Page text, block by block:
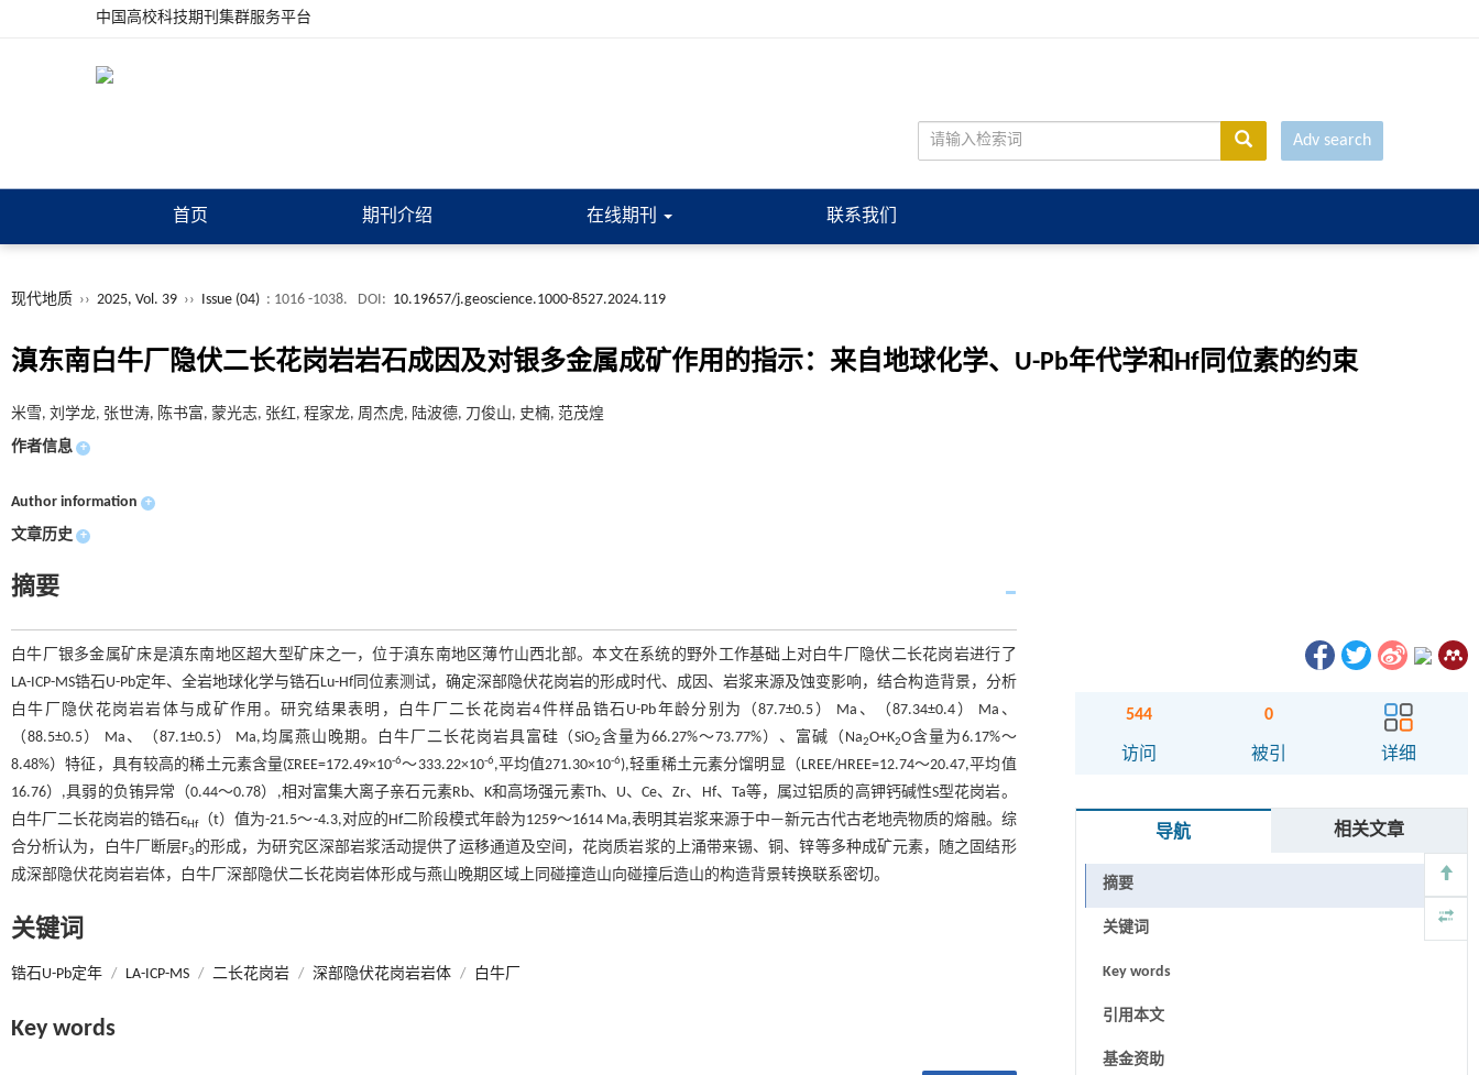
中国高校科技期刊集群服务平台
Adv search
首页 期刊介绍 在线期刊 联系我们
现代地质 ›› 2025, Vol. 39 ›› Issue (04) : 1016 -1038. DOI: 10.19657/j.geoscience.1000-8527.2024.119
滇东南白牛厂隐伏二长花岗岩岩石成因及对银多金属成矿作用的指示：来自地球化学、U-Pb年代学和Hf同位素的约束
米雪, 刘学龙, 张世涛, 陈书富, 蒙光志, 张红, 程家龙, 周杰虎, 陆波德, 刀俊山, 史楠, 范茂煌
作者信息 +
Author information +
文章历史 +
摘要
白牛厂银多金属矿床是滇东南地区超大型矿床之一，位于滇东南地区薄竹山西北部。本文在系统的野外工作基础上对白牛厂隐伏二长花岗岩进行了
LA-ICP-MS锆石U-Pb定年、全岩地球化学与锆石Lu-Hf同位素测试，确定深部隐伏花岗岩的形成时代、成因、岩浆来源及蚀变影响，结合构造背景，分析
白牛厂隐伏花岗岩岩体与成矿作用。研究结果表明，白牛厂二长花岗岩4件样品锆石U-Pb年龄分别为（87.7±0.5） Ma、（87.34±0.4） Ma、
（88.5±0.5） Ma、（87.1±0.5） Ma,均属燕山晚期。白牛厂二长花岗岩具富硅（SiO2含量为66.27%～73.77%）、富碱（Na2O+K2O含量为6.17%～
8.48%）特征，具有较高的稀土元素含量(ΣREE=172.49×10-6～333.22×10-6,平均值271.30×10-6),轻重稀土元素分馏明显（LREE/HREE=12.74～20.47,平均值
16.76）,具弱的负铕异常（0.44～0.78）,相对富集大离子亲石元素Rb、K和高场强元素Th、U、Ce、Zr、Hf、Ta等，属过铝质的高钾钙碱性S型花岗岩。
白牛厂二长花岗岩的锆石εHf（t）值为-21.5～-4.3,对应的Hf二阶段模式年龄为1259～1614 Ma,表明其岩浆来源于中—新元古代古老地壳物质的熔融。综
合分析认为，白牛厂断层F3 的形成，为研究区深部岩浆活动提供了运移通道及空间，花岗质岩浆的上涌带来锡、铜、锌等多种成矿元素，随之固结形
成深部隐伏花岗岩岩体，白牛厂深部隐伏二长花岗岩体形成与燕山晚期区域上同碰撞造山向碰撞后造山的构造背景转换联系密切。
关键词
锆石U-Pb定年 / LA-ICP-MS / 二长花岗岩 / 深部隐伏花岗岩岩体 / 白牛厂
Key words
544
访问
0
被引 详细
导航 相关文章
摘要
关键词
Key words
引用本文
基金资助